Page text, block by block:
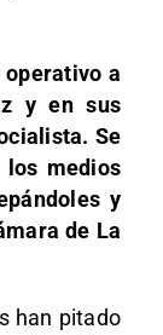
a
y en sus
Se
los medios
y
de La
han pitado